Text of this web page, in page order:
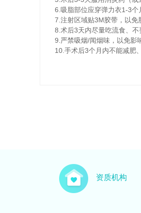
6.吸脂部位应穿弹力衣1-3个
7.注射区域贴3M胶带，以免
8.术后3天内尽量吃流食、不
9.严禁吸烟/闻烟味，以免影
10.手术后3个月内不能减肥
资质机构